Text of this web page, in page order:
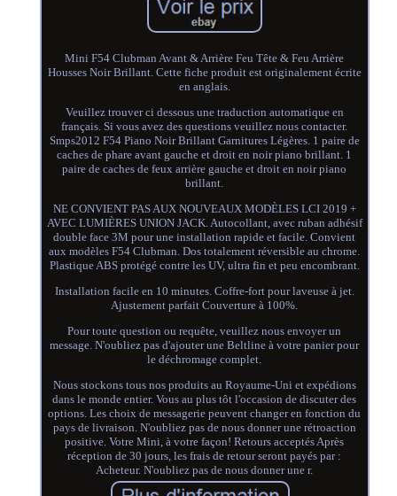
Mini F54 Clubman Avant & Arrière Feu Tête & Feu Arrière
Housses Noir Brillant. Cette fiche produit est originalement écrite
en anglais.
Veuillez trouver ci dessous une traduction automatique en
français. Si vous avez des questions veuillez nous contacter.
Smps2012 F54 Piano Noir Brillant Garnitures Légères. 1 paire de
caches de phare avant gauche et droit en noir piano brillant. 1
paire de caches de feux arrière gauche et droit en noir piano
brillant.
NE CONVIENT PAS AUX NOUVEAUX MODÈLES LCI 2019 +
AVEC LUMIÈRES UNION JACK. Autocollant, avec ruban adhésif
double face 3M pour une installation rapide et facile. Convient
aux modèles F54 Clubman. Dos totalement réversible au chrome.
Plastique ABS protégé contre les UV, ultra fin et peu encombrant.
Installation facile en 10 minutes. Coffre-fort pour laveuse à jet.
Ajustement parfait Couverture à 100%.
Pour toute question ou requête, veuillez nous envoyer un
message. N'oubliez pas d'ajouter une Beltline à votre panier pour
le déchromage complet.
Nous stockons tous nos produits au Royaume-Uni et expédions
dans le monde entier. Vous au plus tôt l'occasion de discuter des
options. Les choix de messagerie peuvent changer en fonction du
pays de livraison. N'oubliez pas de nous donner une rétroaction
positive. Votre Mini, à votre façon! Retours acceptés Après
réception de 30 jours, les frais de retour seront payés par :
Acheteur. N'oubliez pas de nous donner une r.